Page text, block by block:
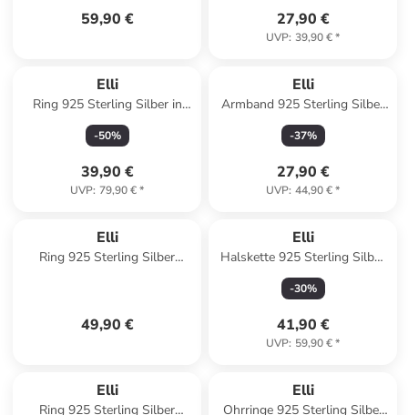
59,90 € 27,90 €
UVP: 39,90 €*
Elli
Ring 925 Sterling Silber in
Gold
-50%
39,90 €
UVP: 79,90 €*
Elli
Armband 925 Sterling Silber
Sterne, Stern in Rot
-37%
27,90 €
UVP: 44,90 €*
Elli
Ring 925 Sterling Silber
49,90 €
Elli
Halskette 925 Sterling Silber
Muschel in Gold
-30%
41,90 €
UVP: 59,90 €*
Elli
Ring 925 Sterling Silber
Elli
Ohrringe 925 Sterling Silber